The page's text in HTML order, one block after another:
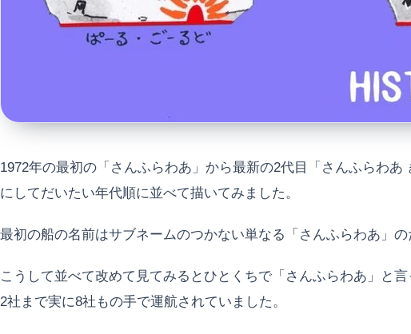
1972年の最初の「さんふらわあ」から最新の2代目「さんふらわ
にしてだいたい年代順に並べて描いてみました。
最初の船の名前はサブネームのつかない単なる「さんふらわあ」
こうして並べて改めて見てみるとひとくちで「さんふらわあ」と
2社まで実に8社もの手で運航されていました。